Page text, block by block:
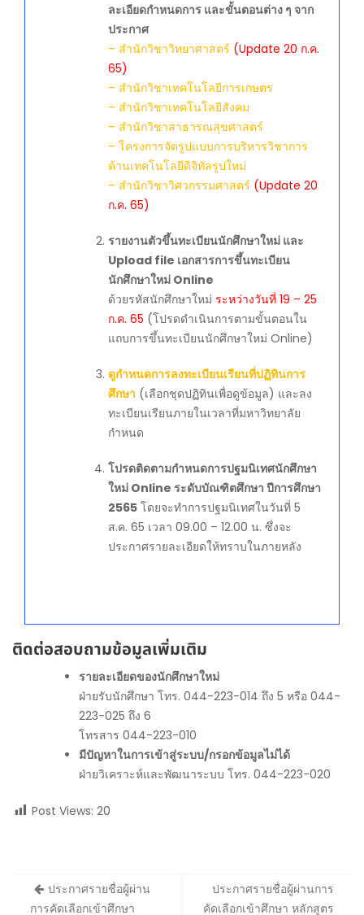
ละเอียดกำหนดการ และขั้นตอนต่าง ๆ จาก
ประกาศ
– สำนักวิชาวิทยาศาสตร์ (Update 20 ก.ค.
65)
– สำนักวิชาเทคโนโลยีการเกษตร
– สำนักวิชาเทคโนโลยีสังคม
– สำนักวิชาสาธารณสุขศาสตร์
– โครงการจัดรูปแบบการบริหารวิชาการ
ด้านเทคโนโลยีดิจิทัลรูปใหม่
– สำนักวิชาวิศวกรรมศาสตร์ (Update 20
ก.ค. 65)
รายงานตัวขึ้นทะเบียนนักศึกษาใหม่ และ
Upload file เอกสารการขึ้นทะเบียน
นักศึกษาใหม่ Online
ด้วยรหัสนักศึกษาใหม่ ระหว่างวันที่ 19 – 25
ก.ค. 65 (โปรดดำเนินการตามขั้นตอนใน
แถบการขึ้นทะเบียนนักศึกษาใหม่ Online)
ดูกำหนดการลงทะเบียนเรียนที่ปฏิทินการ
ศึกษา (เลือกชุดปฏิทินเพื่อดูข้อมูล) และลง
ทะเบียนเรียนภายในเวลาที่มหาวิทยาลัย
กำหนด
โปรดติดตามกำหนดการปฐมนิเทศนักศึกษา
ใหม่ Online ระดับบัณฑิตศึกษา ปีการศึกษา
2565 โดยจะทำการปฐมนิเทศในวันที่ 5
ส.ค. 65 เวลา 09.00 – 12.00 น. ซึ่งจะ
ประกาศรายละเอียดให้ทราบในภายหลัง
ติดต่อสอบถามข้อมูลเพิ่มเติม
รายละเอียดของนักศึกษาใหม่
ฝ่ายรับนักศึกษา โทร. 044-223-014 ถึง 5 หรือ 044-
223-025 ถึง 6
โทรสาร 044-223-010
มีปัญหาในการเข้าสู่ระบบ/กรอกข้อมูลไม่ได้
ฝ่ายวิเคราะห์และพัฒนาระบบ โทร. 044-223-020
Post Views: 20
Postประกาศรายชื่อผู้ผ่าน
การคัดเลือกเข้าศึกษา
ประกาศรายชื่อผู้ผ่านการ
คัดเลือกเข้าศึกษา หลักสูตร